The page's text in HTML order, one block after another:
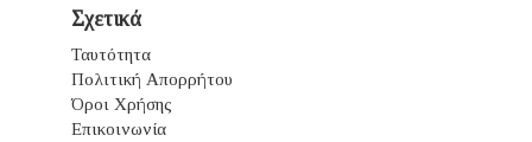
Σχετικά
Ταυτότητα
Πολιτική Απορρήτου
Όροι Χρήσης
Επικοινωνία